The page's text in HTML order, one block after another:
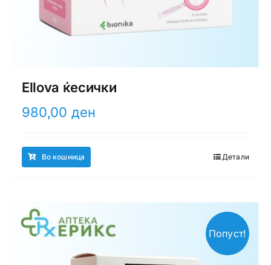
Ellova ќесички
980,00 ден
Во кошница Детали
Попуст!